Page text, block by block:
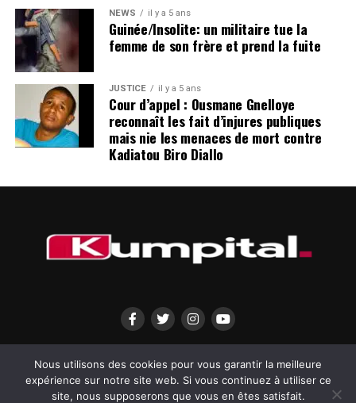
NEWS il y a 5 ans
Guinée/Insolite: un militaire tue la
femme de son frère et prend la fuite
JUSTICE il y a 5 ans
Cour d’appel : Ousmane Gnelloye
reconnaît les fait d’injures publiques
mais nie les menaces de mort contre
Kadiatou Biro Diallo
QUI SOMMES-NOUS? MENTIONS LÉGALES CONTACTEZ-NOUS
Nous utilisons des cookies pour vous garantir la meilleure
expérience sur notre site web. Si vous continuez à utiliser ce
site, nous supposerons que vous en êtes satisfait.